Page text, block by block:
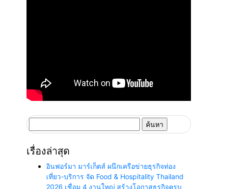
สำหรับ:
เรื่องล่าสุด
อินฟอร์มา มาร์เก็ตส์ ผนึกเครือข่ายธุรกิจท่อง
เที่ยว-บริการ จัด Food & Hospitality Thailand
2026 เชื่อม 4 งานใหญ่ สร้างโอกาสธุรกิจครบ